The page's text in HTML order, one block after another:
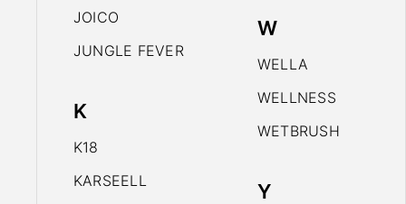
JOICO
JUNGLE FEVER
K
K18
KARSEELL
W
WELLA
WELLNESS
WETBRUSH
Y